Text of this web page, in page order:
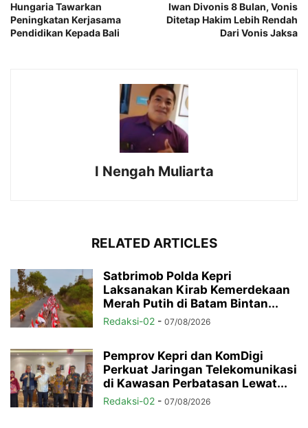
Hungaria Tawarkan
Peningkatan Kerjasama
Pendidikan Kepada Bali
Iwan Divonis 8 Bulan, Vonis
Ditetap Hakim Lebih Rendah
Dari Vonis Jaksa
I Nengah Muliarta
RELATED ARTICLES
Satbrimob Polda Kepri
Laksanakan Kirab Kemerdekaan
Merah Putih di Batam Bintan...
Redaksi-02 - 07/08/2026
Pemprov Kepri dan KomDigi
Perkuat Jaringan Telekomunikasi
di Kawasan Perbatasan Lewat...
Redaksi-02 - 07/08/2026